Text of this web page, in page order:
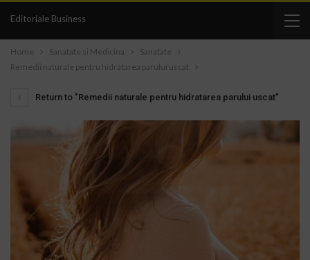
Editoriale Business
Home Sanatate si Medicina
Sanatate
Remedii naturale pentru hidratarea parului uscat
Return to "Remedii naturale pentru hidratarea parului uscat"